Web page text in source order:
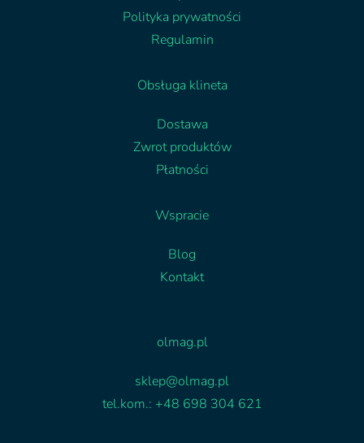
Polityka prywatności
Regulamin
Obsługa klineta
Dostawa
Zwrot produktów
Płatności
Wspracie
Blog
Kontakt
olmag.pl
sklep@olmag.pl
tel.kom.: +48 698 304 621